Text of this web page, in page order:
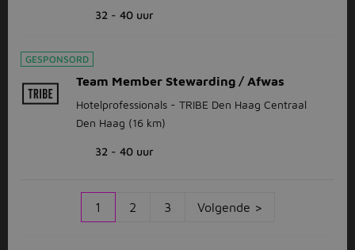
32 - 40 uur
GESPONSORD
Team Member Stewarding / Afwas
Hotelprofessionals - TRIBE Den Haag Centraal
Den Haag (16 km)
32 - 40 uur
1 2 3 Volgende >